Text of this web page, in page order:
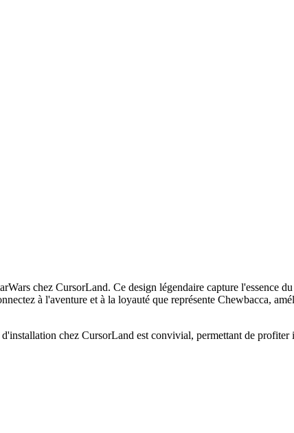
chez CursorLand. Ce design légendaire capture l'essence
à l'aventure et à la loyauté que représente Chewbacca,
chez CursorLand est convivial, permettant de profiter